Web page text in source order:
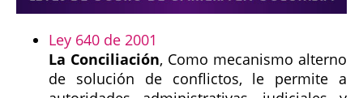
Ley 640 de 2001
La Conciliación, Como mecanismo alterno
de solución de conflictos, le permite a